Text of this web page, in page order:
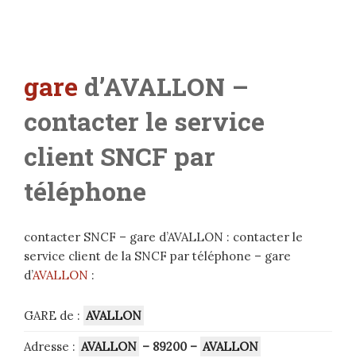
gare d’AVALLON –
contacter le service
client SNCF par
téléphone
contacter SNCF – gare d’AVALLON : contacter le
service client de la SNCF par téléphone – gare
d’AVALLON :
GARE de : AVALLON
Adresse : AVALLON – 89200 – AVALLON